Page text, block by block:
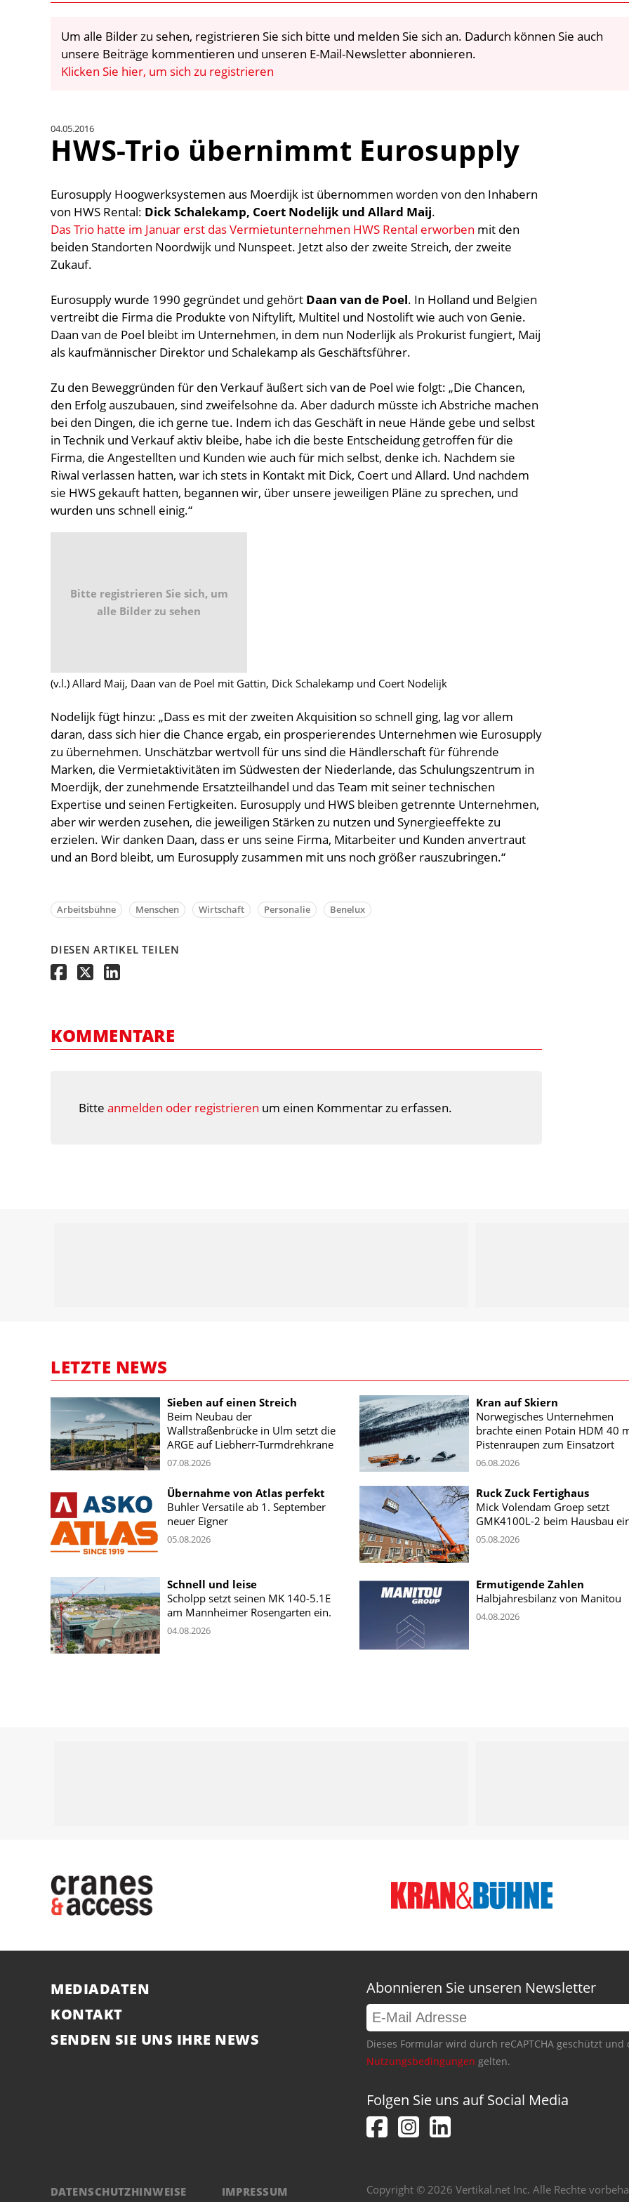
Um alle Bilder zu sehen, registrieren Sie sich bitte und melden Sie sich an. Dadurch können Sie auch
unsere Beiträge kommentieren und unseren E-Mail-Newsletter abonnieren.
Klicken Sie hier, um sich zu registrieren
04.05.2016
HWS-Trio übernimmt Eurosupply
Eurosupply Hoogwerksystemen aus Moerdijk ist übernommen worden von den Inhabern
von HWS Rental: Dick Schalekamp, Coert Nodelijk und Allard Maij.
Das Trio hatte im Januar erst das Vermietunternehmen HWS Rental erworben mit den
beiden Standorten Noordwijk und Nunspeet. Jetzt also der zweite Streich, der zweite
Zukauf.
Eurosupply wurde 1990 gegründet und gehört Daan van de Poel. In Holland und Belgien
vertreibt die Firma die Produkte von Niftylift, Multitel und Nostolift wie auch von Genie.
Daan van de Poel bleibt im Unternehmen, in dem nun Noderlijk als Prokurist fungiert, Maij
als kaufmännischer Direktor und Schalekamp als Geschäftsführer.
Zu den Beweggründen für den Verkauf äußert sich van de Poel wie folgt: „Die Chancen,
den Erfolg auszubauen, sind zweifelsohne da. Aber dadurch müsste ich Abstriche machen
bei den Dingen, die ich gerne tue. Indem ich das Geschäft in neue Hände gebe und selbst
in Technik und Verkauf aktiv bleibe, habe ich die beste Entscheidung getroffen für die
Firma, die Angestellten und Kunden wie auch für mich selbst, denke ich. Nachdem sie
Riwal verlassen hatten, war ich stets in Kontakt mit Dick, Coert und Allard. Und nachdem
sie HWS gekauft hatten, begannen wir, über unsere jeweiligen Pläne zu sprechen, und
wurden uns schnell einig.“
Bitte registrieren Sie sich, um
alle Bilder zu sehen
(v.l.) Allard Maij, Daan van de Poel mit Gattin, Dick Schalekamp und Coert Nodelijk
Nodelijk fügt hinzu: „Dass es mit der zweiten Akquisition so schnell ging, lag vor allem
daran, dass sich hier die Chance ergab, ein prosperierendes Unternehmen wie Eurosupply
zu übernehmen. Unschätzbar wertvoll für uns sind die Händlerschaft für führende
Marken, die Vermietaktivitäten im Südwesten der Niederlande, das Schulungszentrum in
Moerdijk, der zunehmende Ersatzteilhandel und das Team mit seiner technischen
Expertise und seinen Fertigkeiten. Eurosupply und HWS bleiben getrennte Unternehmen,
aber wir werden zusehen, die jeweiligen Stärken zu nutzen und Synergieeffekte zu
erzielen. Wir danken Daan, dass er uns seine Firma, Mitarbeiter und Kunden anvertraut
und an Bord bleibt, um Eurosupply zusammen mit uns noch größer rauszubringen.“
Arbeitsbühne Menschen Wirtschaft Personalie Benelux
DIESEN ARTIKEL TEILEN
KOMMENTARE
Bitte anmelden oder registrieren um einen Kommentar zu erfassen.
LETZTE NEWS
Sieben auf einen Streich
Beim Neubau der
Wallstraßenbrücke in Ulm setzt die
ARGE auf Liebherr-Turmdrehkrane
07.08.2026
Kran auf Skiern
Norwegisches Unternehmen
brachte einen Potain HDM 40
Pistenraupen zum Einsatzort
06.08.2026
Übernahme von Atlas perfekt
Buhler Versatile ab 1. September
neuer Eigner
05.08.2026
Ruck Zuck Fertighaus
Mick Volendam Groep setzt
GMK4100L-2 beim Hausbau
05.08.2026
Schnell und leise
Scholpp setzt seinen MK 140-5.1E
am Mannheimer Rosengarten ein.
04.08.2026
Ermutigende Zahlen
Halbjahresbilanz von Manitou
04.08.2026
MEDIADATEN
KONTAKT
SENDEN SIE UNS IHRE NEWS
Abonnieren Sie unseren Newsletter
Dieses Formular wird durch reCAPTCHA geschützt
Nutzungsbedingungen gelten.
Folgen Sie uns auf Social Media
DATENSCHUTZHINWEISE IMPRESSUM Copyright © 2026 Vertikal.net Inc. Alle Rechte